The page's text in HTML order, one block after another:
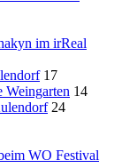
im irReal
17
Weingarten 14
24
WO Festival